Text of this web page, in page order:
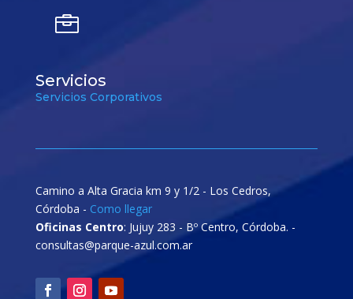

Servicios
Servicios Corporativos
Camino a Alta Gracia km 9 y 1/2 - Los Cedros,
Córdoba - Como llegar
Oficinas Centro: Jujuy 283 - Bº Centro, Córdoba. -
consultas@parque-azul.com.ar